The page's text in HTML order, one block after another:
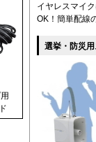
イヤレスマイ
OK！簡単配線
選挙・防災